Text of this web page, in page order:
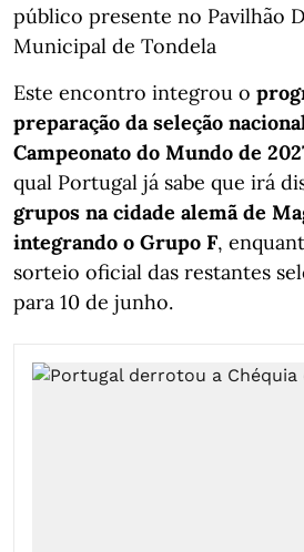
público presente no Pavilhão
Municipal de Tondela
Este encontro integrou o
preparação da seleção
Campeonato do Mundo de
qual Portugal já sabe que irá
grupos na cidade alemã de
integrando o Grupo F,
sorteio oficial das restantes
para 10 de junho.